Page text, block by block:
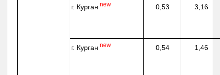
г. Курган new 0,53 3,16
г. Курган new 0,54 1,46